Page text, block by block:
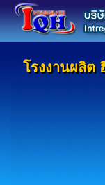
โรงงานผลิต
โรงงานผลิต